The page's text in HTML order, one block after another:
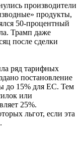
производители
продукты,
50-процентный
Трамп даже
после сделки
ряд тарифных
постановление
до 15% для ЕС. Тем
или
25%.
льгот, если эта